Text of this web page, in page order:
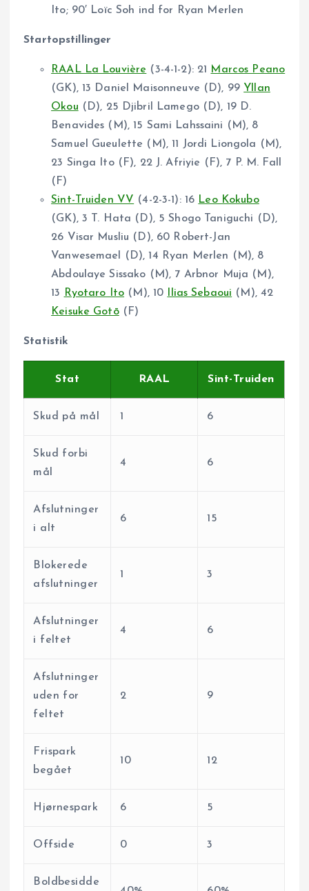
Ito; 90′ Loïc Soh ind for Ryan Merlen
Startopstillinger
RAAL La Louvière (3-4-1-2): 21
Marcos Peano
(GK), 13 Daniel Maisonneuve (D), 99 Yllan
Okou (D), 25 Djibril Lamego (D), 19 D.
Benavides (M), 15 Sami Lahssaini (M), 8
Samuel Gueulette (M), 11 Jordi Liongola (M),
23 Singa Ito (F), 22 J. Afriyie (F), 7 P. M. Fall
(F)
Sint-Truiden VV (4-2-3-1): 16 Leo Kokubo
(GK), 3 T. Hata (D), 5 Shogo Taniguchi (D),
26 Visar Musliu (D), 60 Robert-Jan
Vanwesemael (D), 14 Ryan Merlen (M), 8
Abdoulaye Sissako (M), 7 Arbnor Muja (M),
13
Ryotaro Ito (M), 10 Ilias Sebaoui (M), 42
Keisuke Gotō(F)
Statistik
Stat RAAL Sint-Truiden
Skud på mål 1 6
Skud forbi
mål
4 6
Afslutninger
i alt
6 15
Blokerede
afslutninger
1 3
Afslutninger
i feltet
4 6
Afslutninger
uden for
feltet
2 9
Frispark
begået
10 12
Hjørnespark 6 5
Offside 0 3
Boldbesidde